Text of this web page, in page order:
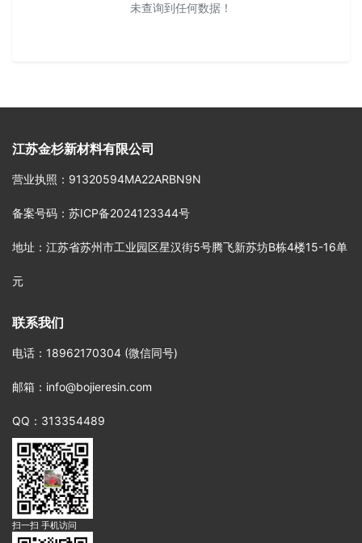
未查询到任何数据！
江苏金杉新材料有限公司
营业执照 ：91320594MA22ARBN9N
备案号码 ： 苏ICP备2024123344号
地址 ：江苏省苏州市工业园区星汉街5号腾飞新苏坊B栋4楼15-16单
元
联系我们
电话 ：18962170304 (微信同号)
邮箱 ：info@bojieresin.com
QQ：313354489
扫一扫 手机访问